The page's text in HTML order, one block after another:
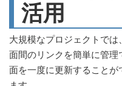
活用
大規模なプロジェクトで
面間のリンクを簡単に管
面を一度に更新すること